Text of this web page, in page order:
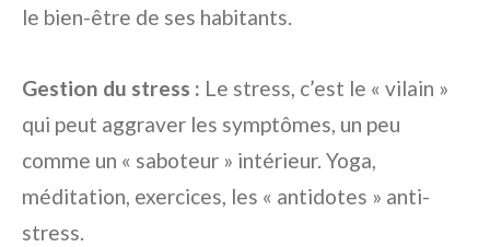
le bien-être de ses habitants.
Gestion du stress : Le stress, c’est le « vilain »
qui peut aggraver les symptômes, un peu
comme un « saboteur » intérieur. Yoga,
méditation, exercices, les « antidotes » anti-
stress.